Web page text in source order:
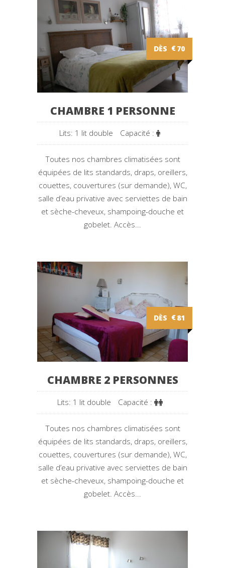
DÈS €70
CHAMBRE 1 PERSONNE
Lits: 1 lit double Capacité :
Toutes nos chambres climatisées sont
équipées de lits standards, draps, oreillers,
couettes, couvertures (sur demande), WC,
salle d’eau privative avec serviettes de bain
et sèche-cheveux, shampoing-douche et
gobelet. Accès...
DÈS €81
CHAMBRE 2 PERSONNES
Lits: 1 lit double Capacité :
Toutes nos chambres climatisées sont
équipées de lits standards, draps, oreillers,
couettes, couvertures (sur demande), WC,
salle d’eau privative avec serviettes de bain
et sèche-cheveux, shampoing-douche et
gobelet. Accès...